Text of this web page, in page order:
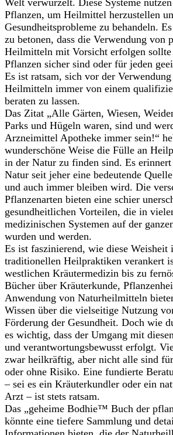
Welt verwurzelt. Diese Systeme
Pflanzen, um Heilmittel herzustellen
Gesundheitsprobleme zu behandeln.
zu betonen, dass die Verwendung von
Heilmitteln mit Vorsicht erfolgen sollte
Pflanzen sicher sind oder für jeden
Es ist ratsam, sich vor der
Heilmitteln immer von einem
beraten zu lassen.
Das Zitat „Alle Gärten, Wiesen,
Parks und Hügeln waren, sind und
Arzneimittel Apotheke immer sein!“
wunderschöne Weise die Fülle an
in der Natur zu finden sind. Es erinnert
Natur seit jeher eine bedeutende
und auch immer bleiben wird. Die
Pflanzenarten bieten eine schier
gesundheitlichen Vorteilen, die in
medizinischen Systemen auf der
wurden und werden.
Es ist faszinierend, wie diese Weisheit
traditionellen Heilpraktiken verankert
westlichen Kräutermedizin bis zu
Bücher über Kräuterkunde,
Anwendung von Naturheilmitteln
Wissen über die vielseitige Nutzung
Förderung der Gesundheit. Doch wie
es wichtig, dass der Umgang mit
und verantwortungsbewusst erfolgt.
zwar heilkräftig, aber nicht alle sind
oder ohne Risiko. Eine fundierte
– sei es ein Kräuterkundler oder ein
Arzt – ist stets ratsam.
Das „geheime Bodhie™ Buch der
könnte eine tiefere Sammlung und